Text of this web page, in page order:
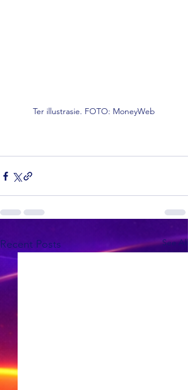
Ter illustrasie. FOTO: MoneyWeb
Recent Posts See All